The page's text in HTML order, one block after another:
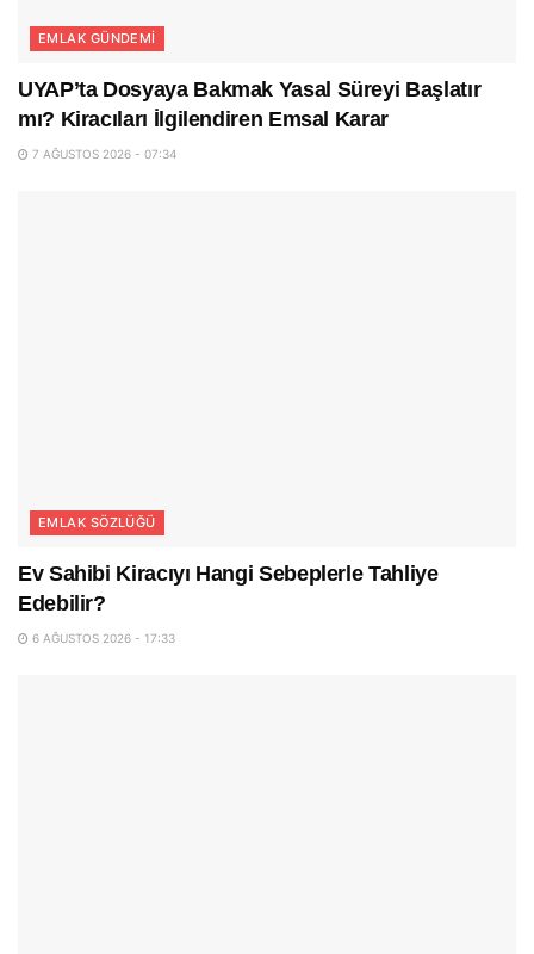
EMLAK GÜNDEMI
UYAP’ta Dosyaya Bakmak Yasal Süreyi Başlatır
mı? Kiracıları İlgilendiren Emsal Karar
7 AĞUSTOS 2026 - 07:34
EMLAK SÖZLÜĞÜ
Ev Sahibi Kiracıyı Hangi Sebeplerle Tahliye
Edebilir?
6 AĞUSTOS 2026 - 17:33